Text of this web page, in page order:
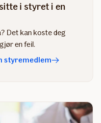
i styret i en
Det kan koste deg
en feil.
styremedlem